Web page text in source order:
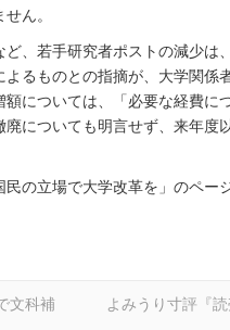
ん。
、若手研究者ポストの減少は
るものとの指摘が、大学関係
については、「必要な経費に
についても明言せず、来年度
の立場で大学改革を」のペー
文科補
よみうり寸評『